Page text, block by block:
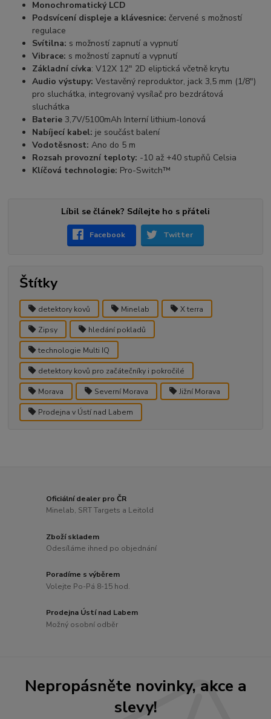
Monochromatický LCD
Podsvícení displeje a klávesnice: červené s možností
regulace
Svítilna: s možností zapnutí a vypnutí
Vibrace: s možností zapnutí a vypnutí
Základní cívka: V12X 12" 2D eliptická včetně krytu
Audio výstupy: Vestavěný reproduktor, jack 3,5 mm (1/8")
pro sluchátka, integrovaný vysílač pro bezdrátová
sluchátka
Baterie 3,7V/5100mAh Interní lithium-lonová
Nabíjecí kabel: je součást balení
Vodotěsnost:Ano do 5 m
Rozsah provozní teploty: -10 až +40 stupňů Celsia
Klíčová technologie: Pro-Switch™
Líbil se článek? Sdílejte ho s přáteli
Facebook Twitter
Štítky
detektory kovů Minelab X terra
Zipsy hledání pokladů
technologie Multi IQ
detektory kovů pro začátečníky i pokročilé
Morava Severní Morava Jižní Morava
Prodejna v Ústí nad Labem
Oficiální dealer pro ČR
Minelab, SRT Targets a Leitold
Zboží skladem
Odesíláme ihned po objednání
Poradíme s výběrem
Volejte Po-Pá 8-15 hod.
Prodejna Ústí nad Labem
Možný osobní odběr
Nepropásněte novinky, akce a
slevy!